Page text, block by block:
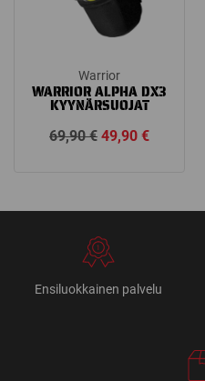
Warrior
WARRIOR ALPHA DX3
KYYNÄRSUOJAT
69,90€ Alkuperäinen
49,90€Nykyinen
Ensiluokkainen palvelu